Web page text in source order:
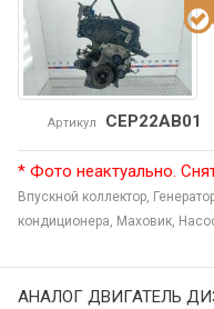
Артикул CEP22AB01
* Фото неактуально.
Впускной коллектор,
кондиционера, Маховик,
АНАЛОГ ДВИГАТЕЛЬ